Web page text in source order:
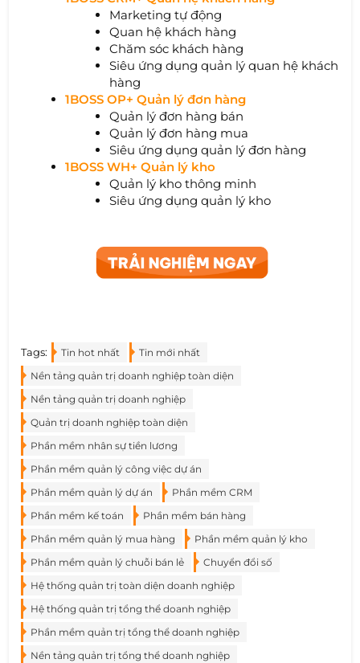
Marketing tự động
Quan hệ khách hàng
Chăm sóc khách hàng
Siêu ứng dụng quản lý quan hệ khách
hàng
1BOSS OP+ Quản lý đơn hàng
Quản lý đơn hàng bán
Quản lý đơn hàng mua
Siêu ứng dụng quản lý đơn hàng
1BOSS WH+ Quản lý kho
Quản lý kho thông minh
Siêu ứng dụng quản lý kho
Tags: Tin hot nhất
Tin mới nhất
Nền tảng quản trị doanh nghiệp toàn diện
Nền tảng quản trị doanh nghiệp
Quản trị doanh nghiệp toàn diện
Phần mềm nhân sự tiền lương
Phần mềm quản lý công việc dự án
Phần mềm quản lý dự án
Phần mềm CRM
Phần mềm kế toán
Phần mềm bán hàng
Phần mềm quản lý mua hàng
Phần mềm quản lý kho
Phần mềm quản lý chuỗi bán lẻ
Chuyển đổi số
Hệ thống quản trị toàn diện doanh nghiệp
Hệ thống quản trị tổng thể doanh nghiệp
Phần mềm quản trị tổng thể doanh nghiệp
Nền tảng quản trị tổng thể doanh nghiệp